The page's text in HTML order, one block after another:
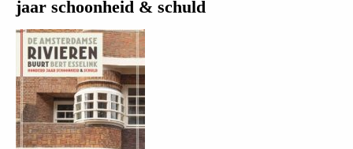
jaar schoonheid & schuld